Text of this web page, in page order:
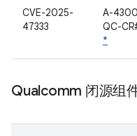
CVE-2025-
47333
A-
QC-
*
Qualcomm 闭源组